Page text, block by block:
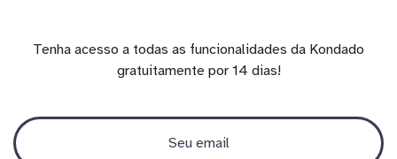
Tenha acesso a todas as funcionalidades da Kondado
gratuitamente por 14 dias!